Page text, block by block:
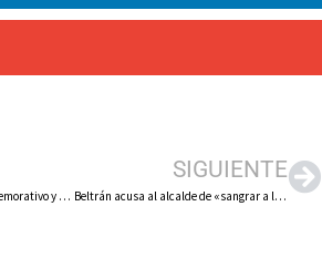
Correos edita un sello conmemorativo y limitado por el 25 aniversario de la refundación de la Cofradía de la Vera Cruz de Herce
SIGUIENTE
Beltrán acusa al alcalde de «sangrar a los arnedanos» y García le pide que «juegue limpio»